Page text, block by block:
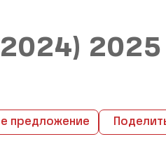
2025
предложение